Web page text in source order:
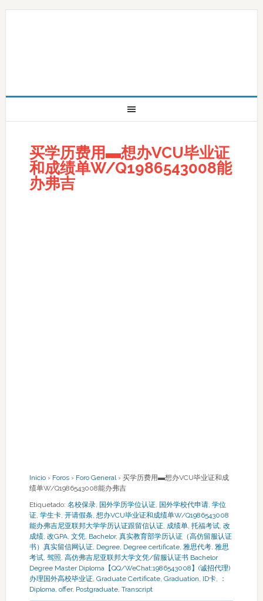
买学历费用▬想办VCU毕业证
和成绩单W/Q1986543008能
办弗吉
Inicio › Foros › Foro General › 买学历费用▬想办VCU毕业证和成
绩单W/Q1986543008能办弗吉
Etiquetado: 名校保录, 国外学历学位认证, 国外学校代申请, 学位
证, 学生卡, 开请假条, 想办VCU毕业证和成绩单W/Q1986543008
能办弗吉尼亚联邦大学学历认证跟留信认证, 成绩单, 托福考试, 改
成绩, 改GPA, 文凭, Bachelor, 真实教育部学历认证（高仿留服认证
书）真实留信网认证, Degree, Degree certificate, 雅思代考, 雅思
考试, 驾照, 高仿弗吉尼亚联邦大学文凭/留服认证书 Bachelor
Degree Master Diploma【QQ/WeChat:1986543008】(诚招代理)
办理国外高校毕业证, Graduate Certificate, Graduation, ID卡,
：
Diploma, offer, Postgraduate, Transcript